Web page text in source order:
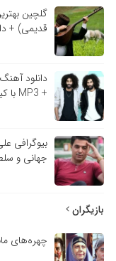
گلچین
قدیمی) +
دانلود
+ MP3 با کیفیت بالا)
بیوگرافی
جهانی و
بازیگران
چهره‌های